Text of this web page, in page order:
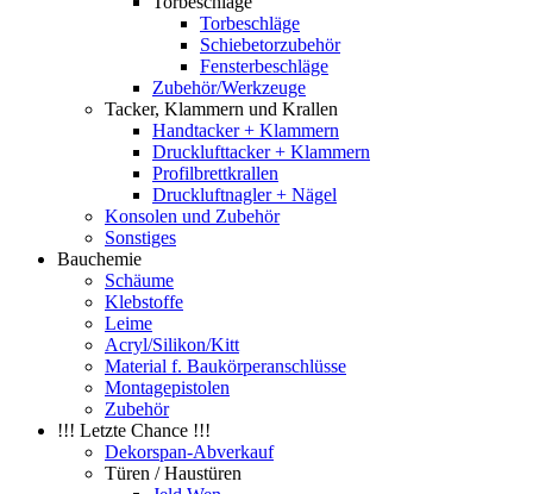
Torbeschläge
Schiebetorzubehör
Fensterbeschläge
Zubehör/Werkzeuge
Tacker, Klammern und Krallen
Handtacker + Klammern
Drucklufttacker + Klammern
Profilbrettkrallen
Druckluftnagler + Nägel
Konsolen und Zubehör
Sonstiges
Bauchemie
Schäume
Klebstoffe
Leime
Acryl/Silikon/Kitt
Material f. Baukörperanschlüsse
Montagepistolen
Zubehör
!!! Letzte Chance !!!
Dekorspan-Abverkauf
Türen / Haustüren